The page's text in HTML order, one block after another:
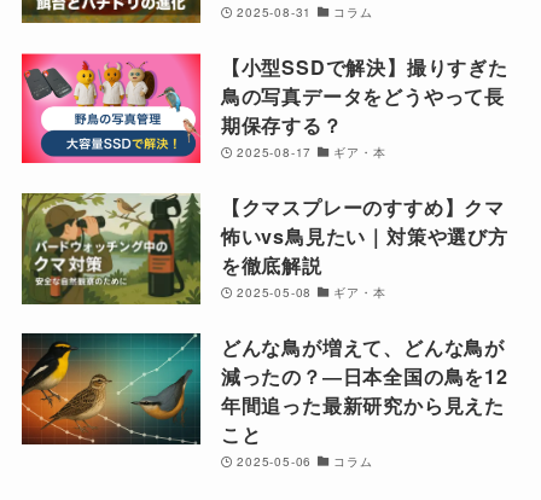
2025-08-31 コラム
【小型SSDで解決】撮りすぎた
鳥の写真データをどうやって長
期保存する？
2025-08-17 ギア・本
【クマスプレーのすすめ】クマ
怖いvs鳥見たい｜対策や選び方
を徹底解説
2025-05-08 ギア・本
どんな鳥が増えて、どんな鳥が
減ったの？―日本全国の鳥を12
年間追った最新研究から見えた
こと
2025-05-06 コラム